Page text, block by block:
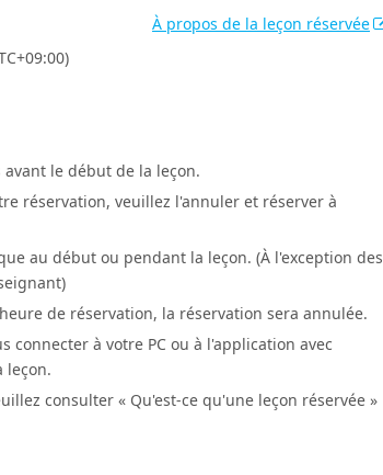
À propos de la leçon réservée
le début de la leçon.
réservation, veuillez l'annuler et réserver à
au début ou pendant la leçon. (À l'exception des
de réservation, la réservation sera annulée.
connecter à votre PC ou à l'application avec
leçon.
consulter « Qu'est-ce qu'une leçon réservée »